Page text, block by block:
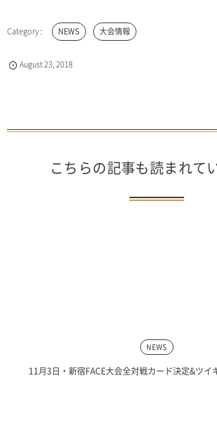
NEWS 大会情報
August23,2018
こちらの記事も読まれて
NEWS
11月3日・新宿FACE大会全対戦カード決定&ツイ